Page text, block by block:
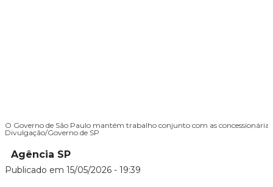
O Governo de São Paulo mantém trabalho conjunto com as
Divulgação/Governo de SP
Agência SP
Publicado em 15/05/2026 - 19:39